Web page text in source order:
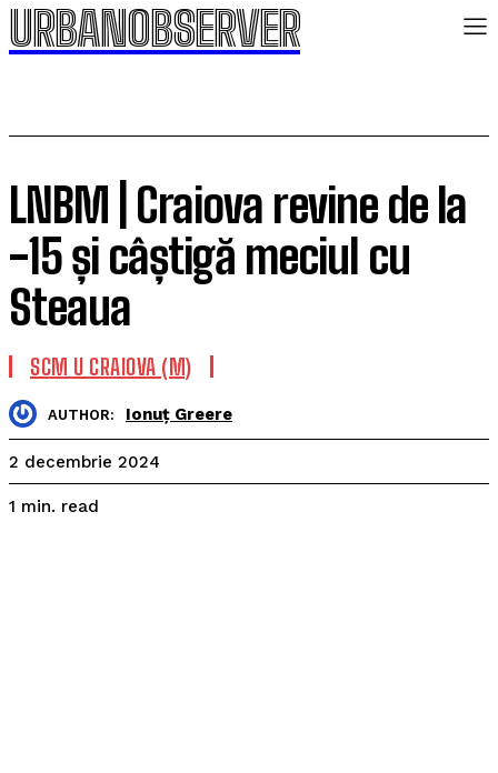
URBANOBSERVER
LNBM | Craiova revine de la
-15 și câștigă meciul cu
Steaua
SCM U CRAIOVA (M)
AUTHOR: Ionuț Greere
2 decembrie 2024
1 min. read